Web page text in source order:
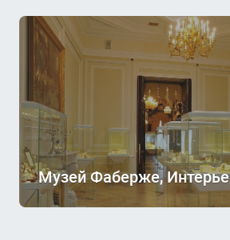
Музей Фаберже,